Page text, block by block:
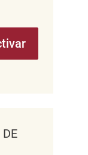
(obligatorio)